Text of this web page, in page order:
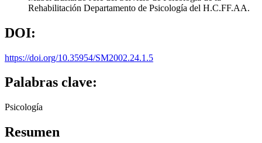
Rehabilitación Departamento de Psicología del H.C.FF.AA.
DOI:
https://doi.org/10.35954/SM2002.24.1.5
Palabras clave:
Psicología
Resumen